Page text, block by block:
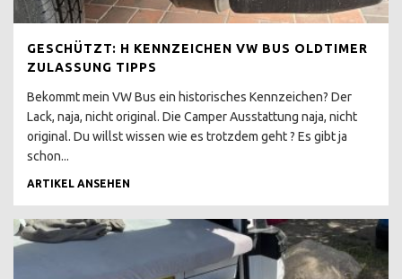
3 PUNKTGURTE HINTEN
GEHEIMER TODSCHALTER
T3 GPS TRACKING
CO GASWARNER
KÜHLMITTELTEMPERATUR
ANZEIGE
GESCHÜTZT: H KENNZEICHEN VW BUS OLDTIMER
ZULASSUNG TIPPS
Bekommt mein VW Bus ein historisches Kennzeichen? Der
Lack, naja, nicht original. Die Camper Ausstattung naja, nicht
original. Du willst wissen wie es trotzdem geht ? Es gibt ja
schon...
ARTIKEL ANSEHEN